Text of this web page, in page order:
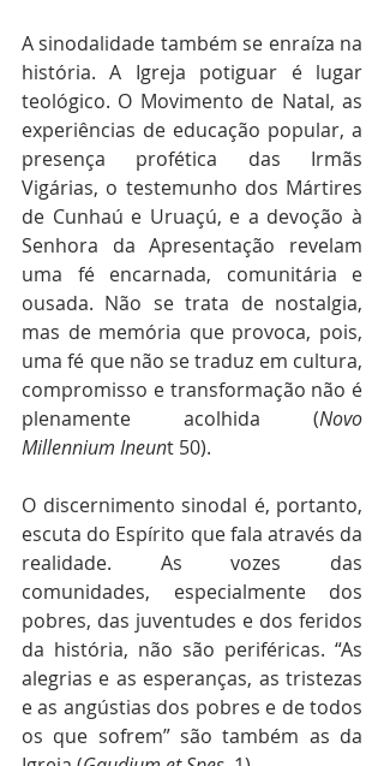
A sinodalidade também se enraíza na
história. A Igreja potiguar é lugar
teológico. O Movimento de Natal, as
experiências de educação popular, a
presença profética das Irmãs
Vigárias, o testemunho dos Mártires
de Cunhaú e Uruaçú, e a devoção à
Senhora da Apresentação revelam
uma fé encarnada, comunitária e
ousada. Não se trata de nostalgia,
mas de memória que provoca, pois,
uma fé que não se traduz em cultura,
compromisso e transformação não é
plenamente acolhida (Novo
Millennium Ineunt 50).
O discernimento sinodal é, portanto,
escuta do Espírito que fala através da
realidade. As vozes das
comunidades, especialmente dos
pobres, das juventudes e dos feridos
da história, não são periféricas. “As
alegrias e as esperanças, as tristezas
e as angústias dos pobres e de todos
os que sofrem” são também as da